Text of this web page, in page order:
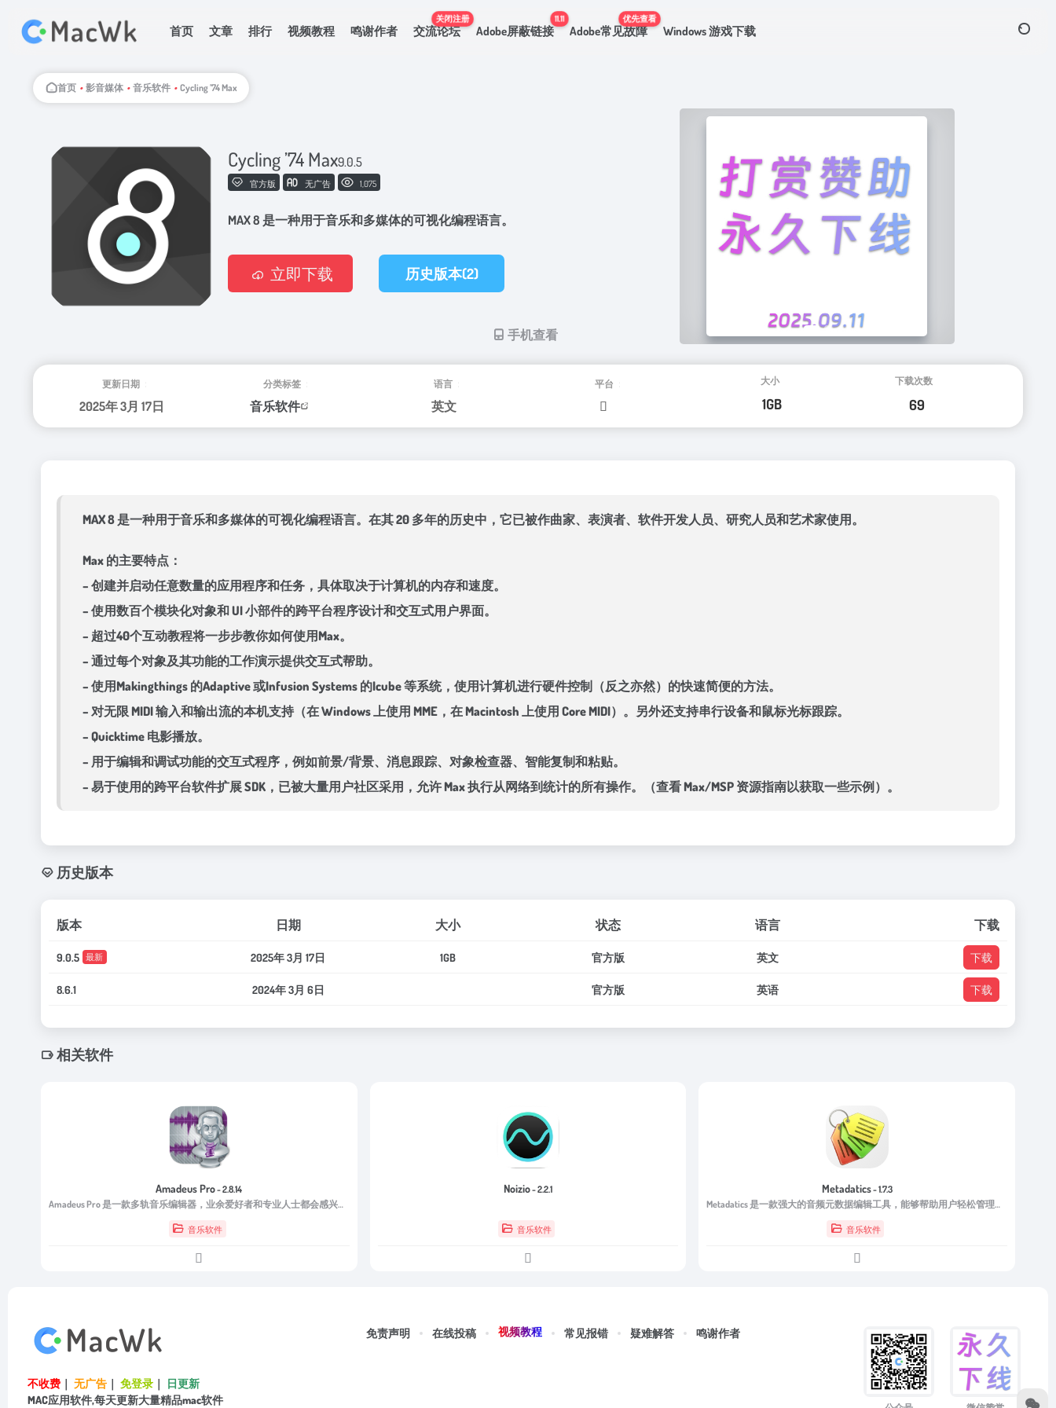
首页 文章 排行 视频教程 鸣谢作者 交流论坛
关闭注册
Adobe屏蔽链接
11.11
Adobe常见故障
优先查看
Windows 游戏下载
首页 • 影音媒体 • 音乐软件 • Cycling ’74 Max
Cycling ’74 Max9.0.5
官方版 无广告 1,075
MAX 8 是一种用于音乐和多媒体的可视化编程语言。
更新日期：
2025年 3月 17日
分类标签：
音乐软件
语言：
英文
平台：
立即下载 历史版本(2)
手机查看
MAX 8 是一种用于音乐和多媒体的可视化编程语言。在其 20 多年的历史中，它已被作曲家、表演者、软件开发人员、研究人员和艺术家使用。
Max 的主要特点：
– 创建并启动任意数量的应用程序和任务，具体取决于计算机的内存和速度。
– 使用数百个模块化对象和 UI 小部件的跨平台程序设计和交互式用户界面。
– 超过40个互动教程将一步步教你如何使用Max。
– 通过每个对象及其功能的工作演示提供交互式帮助。
– 使用Makingthings 的Adaptive 或Infusion Systems 的Icube 等系统，使用计算机进行硬件控制（反之亦然）的快速简便的方法。
– 对无限 MIDI 输入和输出流的本机支持（在 Windows 上使用 MME，在 Macintosh 上使用 Core MIDI）。另外还支持串行设备和鼠标光标跟踪。
– Quicktime 电影播放。
– 用于编辑和调试功能的交互式程序，例如前景/背景、消息跟踪、对象检查器、智能复制和粘贴。
– 易于使用的跨平台软件扩展 SDK，已被大量用户社区采用，允许 Max 执行从网络到统计的所有操作。（查看 Max/MSP 资源指南以获取一些示例）。
历史版本
版本 日期 大小 状态 语言 下载
9.0.5 最新 2025年 3月 17日 1GB 官方版 英文 下载
8.6.1 2024年 3月 6日 官方版 英语 下载
相关软件
Amadeus Pro- 2.8.14
Amadeus Pro 是一款多轨音乐编辑器，业余爱好者和专业人士都会感兴趣。
音乐软件
Noizio- 2.2.1
音乐软件
Metadatics- 1.7.3
Metadatics 是一款强大的音频元数据编辑工具，能够帮助用户轻松管理和编辑各种音频文件的元数据。从批量编辑、自动标签填充，到格式转换和封面管理，它都能高效且准确地完成任务。
音乐软件
不收费 ｜ 无广告 ｜ 免登录 ｜
日更新
MAC应用软件,每天更新大量精品mac软件
免责声明 在线投稿 视频教程 常见报错 疑难解答 鸣谢作者